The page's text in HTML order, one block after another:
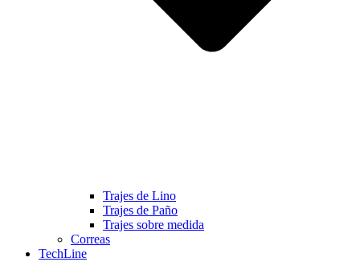
Trajes de Lino
Trajes de Paño
Trajes sobre medida
Correas
TechLine